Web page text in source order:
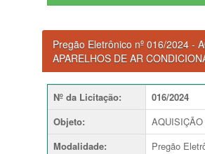
Pregão Eletrônico nº 016/2024 -
APARELHOS DE AR
Nº da Licitação:
016/2024
Objeto:
Modalidade:
Pregão